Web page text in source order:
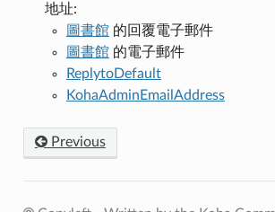
地址:
圖書館的回覆電子郵件
圖書館的電子郵件
ReplytoDefault
KohaAdminEmailAddress
Previous